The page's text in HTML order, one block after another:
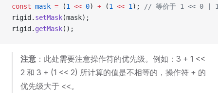
const mask = (1 << 0) + (1 << 1 );
// 等价于 1 << 0 |
rigid. setMask(mask);
rigid. getMask();
注意 ：此处需要注意操作符的优先级。例如：3 + 1 <<
2 和 3 + (1 << 2) 所计算的值是不相等的，操作符 + 的
优先级大于 <<。